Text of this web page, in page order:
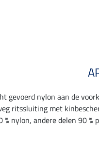
gevoerd nylon aan de
ritssluiting met
nylon, andere delen 90 %